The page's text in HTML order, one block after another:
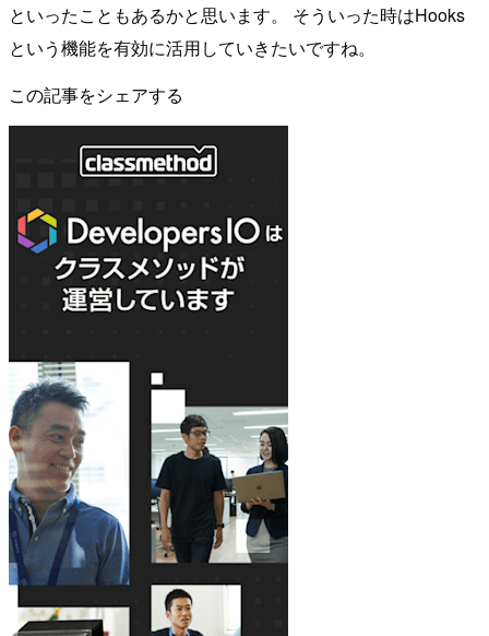
といったこともあるかと思います。 そういった時はHooks
という機能を有効に活用していきたいですね。
この記事をシェアする